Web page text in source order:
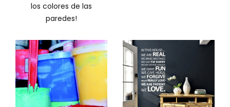
los colores de las
paredes!